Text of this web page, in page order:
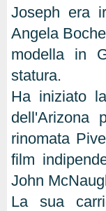
Joseph era
Angela
modella in
statura.
Ha iniziato
dell'Arizona
rinomata
film
John
La sua